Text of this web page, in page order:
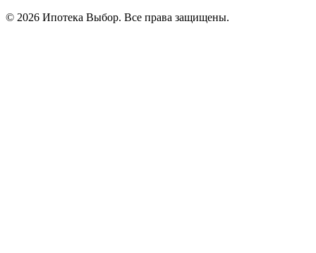
© 2026 Ипотека Выбор. Все права защищены.